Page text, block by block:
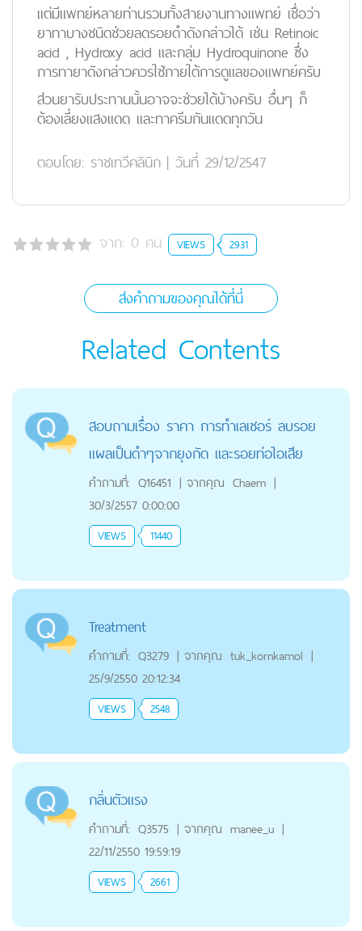
แต่มีแพทย์หลายท่านรวมทั้งสายงานทางแพทย์ เชื่อว่า
ยาทาบางชนิดช่วยลดรอยดำดังกล่าวได้ เช่น Retinoic
acid , Hydroxy acid และกลุ่ม Hydroquinone ซึ่ง
การทายาดังกล่าวควรใช้ภายใต้การดูแลของแพทย์ครับ
ส่วนยารับประทานนั้นอาจจะช่วยได้บ้างครับ อื่นๆ ก็
ต้องเลี่ยงแสงแดด และทาครีมกันแดดทุกวัน
ตอบโดย: ราชเทวีคลินิก | วันที่ 29/12/2547
จาก: 0 คน VIEWS 2931
ส่งคำถามของคุณได้ที่นี่
Related Contents
สอบถามเรื่อง ราคา การทำเลเซอร์ ลบรอย
แผลเป็นดำๆจากยุงกัด และรอยท่อไอเสีย
คำถามที่: Q16451 | จากคุณ Chaem |
30/3/2557 0:00:00
VIEWS 11440
Treatment
คำถามที่: Q3279 | จากคุณ tuk_kornkamol |
25/9/2550 20:12:34
VIEWS 2548
กลิ่นตัวแรง
คำถามที่: Q3575 | จากคุณ manee_u |
22/11/2550 19:59:19
VIEWS 2661